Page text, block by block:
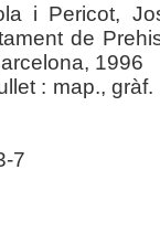
i Pericot,
de
1996
: map.,
7